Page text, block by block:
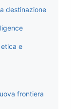
destinazione
e
frontiera